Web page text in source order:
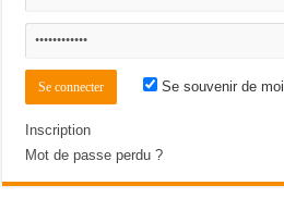
Se souvenir de moi
Inscription
Mot de passe perdu ?